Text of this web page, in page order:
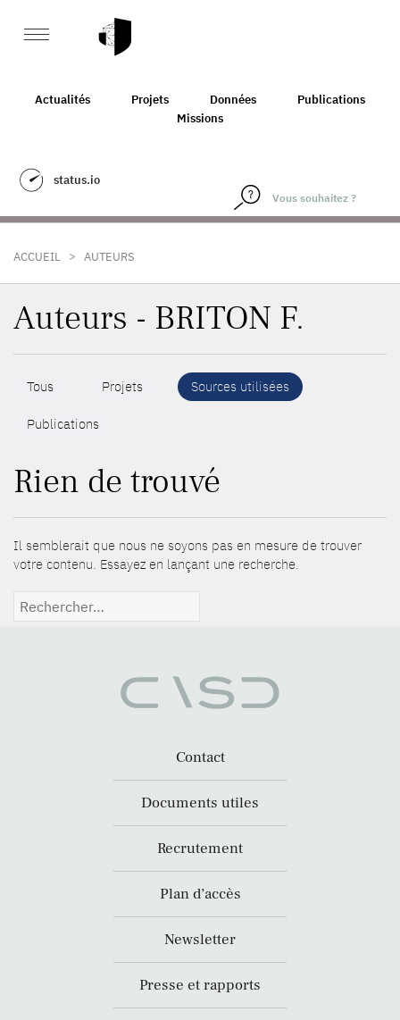
Actualités Projets Données
Publications
Missions
status.io
ACCUEIL > AUTEURS
Auteurs - BRITON F.
Tous Projets Sources utilisées
Publications
Rien de trouvé
Il semblerait que nous ne soyons pas en mesure de trouver
votre contenu. Essayez en lançant une recherche.
Rechercher :
Contact
Documents utiles
Recrutement
Plan d’accès
Newsletter
Presse et rapports